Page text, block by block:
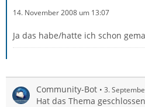
14. November 2008 um 13:07
Ja das habe/hatte ich schon
Community-Bot 3.
Hat das Thema